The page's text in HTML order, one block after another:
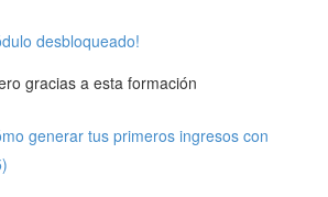
desbloqueado!
gracias a esta formación
generar tus primeros ingresos con